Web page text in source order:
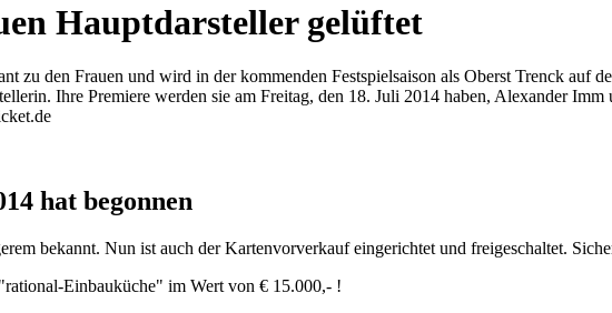
Hauptdarsteller gelüftet
zu den Frauen und wird in der kommenden Festspielsaison als Oberst Trenck auf
Ihre Premiere werden sie am Freitag, den 18. Juli 2014 haben, Alexander
hat begonnen
bekannt. Nun ist auch der Kartenvorverkauf eingerichtet und freigeschaltet.
Einbauküche" im Wert von € 15.000,- !